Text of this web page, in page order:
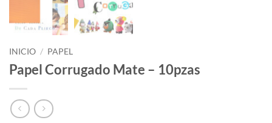
INICIO / PAPEL
Papel Corrugado Mate – 10pzas